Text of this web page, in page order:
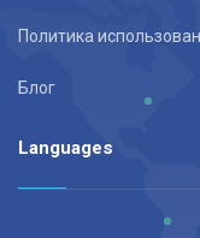
Политика
Блог
Languages